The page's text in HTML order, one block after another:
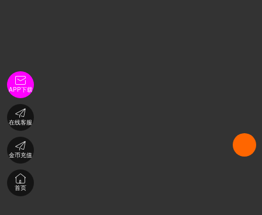

APP下载

在线客服

金币充值

首页